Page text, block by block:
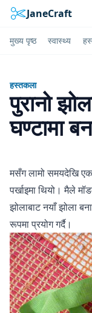
JaneCraft
मुख्य पृष्ठ स्वास्थ्य
हस्तकला
पुरानो
घण्टामा
मसँग लामो समयदेखि एक
पर्खाइमा थियो। मैले
झोलाबाट नयाँ झोला
रूपमा प्रयोग गर्दै।